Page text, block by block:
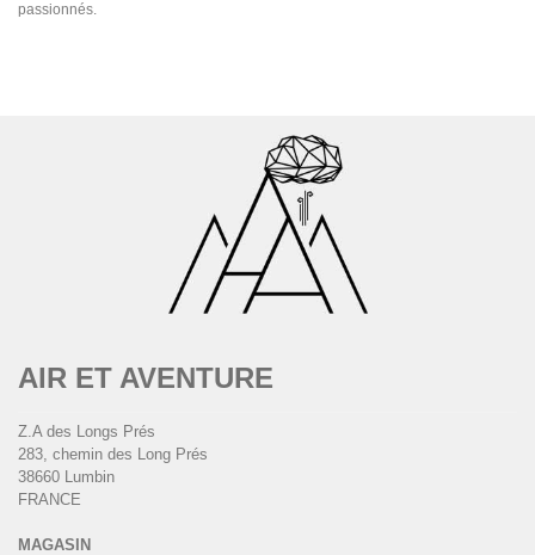
passionnés.
AIR ET AVENTURE
Z.A des Longs Prés
283, chemin des Long Prés
38660 Lumbin
FRANCE
MAGASIN